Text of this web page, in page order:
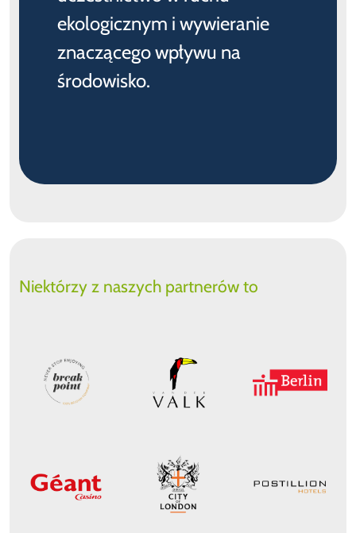
ekologicznym i wywieranie
znaczącego wpływu na
środowisko.
Niektórzy z naszych partnerów to